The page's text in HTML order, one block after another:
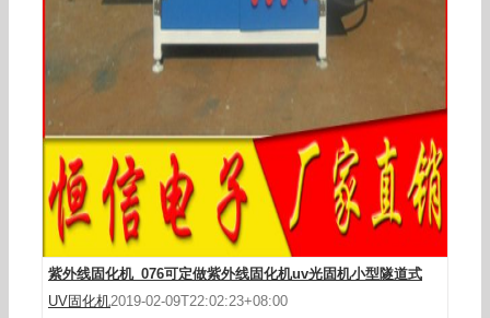
紫外线固化机_076可定做紫外线固化机uv光固机小型隧道式
UV固化机2019-02-09T22:02:23+08:00